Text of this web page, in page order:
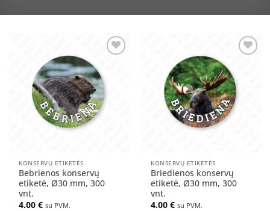
sąrašą
KONSERVŲ ETIKETĖS
Bebrienos konservų
etiketė, Ø30 mm, 300
vnt.
4.00€ su PVM.
sąrašą
KONSERVŲ ETIKETĖS
Briedienos konservų
etiketė, Ø30 mm, 300
vnt.
4.00€ su PVM.